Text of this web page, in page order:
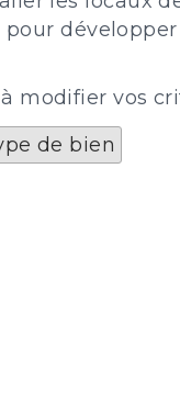
modifier vos
de bien